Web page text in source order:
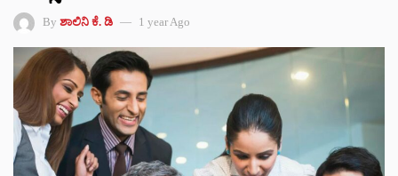
By ಶಾಲಿನಿ ಕೆ. ಡಿ 1 year Ago